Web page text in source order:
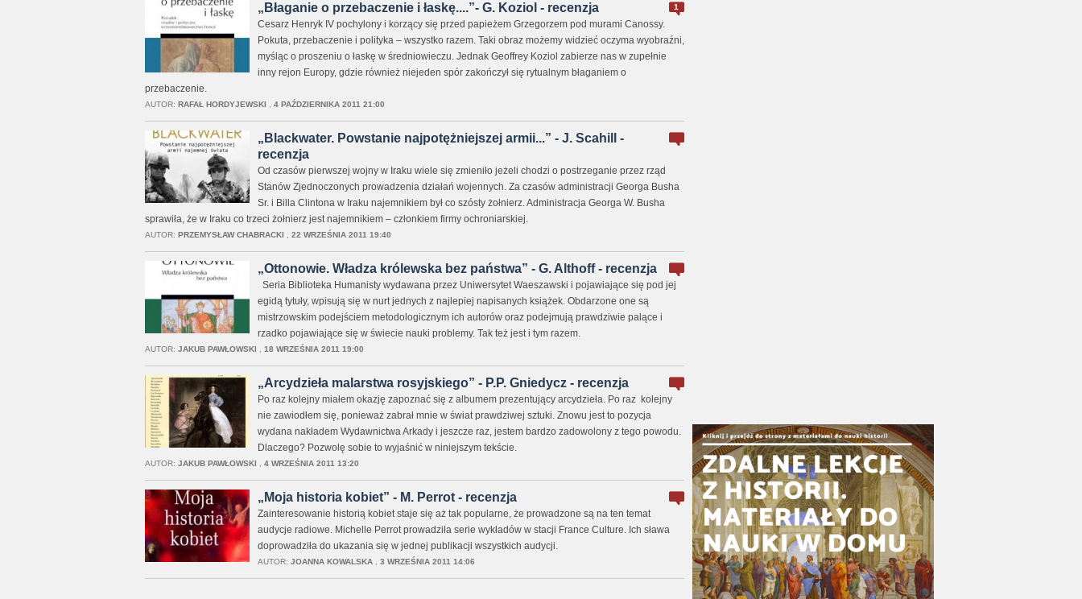
1
„Błaganie o przebaczenie i łaskę....”- G. Koziol - recenzja
Cesarz Henryk IV pochylony i korzący się przed papieżem Grzegorzem pod murami Canossy.
Pokuta, przebaczenie i polityka – wszystko razem. Taki obraz możemy widzieć oczyma wyobraźni,
myśląc o proszeniu o łaskę w średniowieczu. Jednak Geoffrey Koziol zabierze nas w zupełnie
inny rejon Europy, gdzie również niejeden spór zakończył się rytualnym błaganiem o
przebaczenie.
AUTOR: RAFAŁ HORDYJEWSKI 4 PAŹDZIERNIKA 2011 21:00
„Blackwater. Powstanie najpotężniejszej armii...” - J. Scahill -
recenzja
Od czasów pierwszej wojny w Iraku wiele się zmieniło jeżeli chodzi o postrzeganie przez rząd
Stanów Zjednoczonych prowadzenia działań wojennych. Za czasów administracji Georga Busha
Sr. i Billa Clintona w Iraku najemnikiem był co szósty żołnierz. Administracja Georga W. Busha
sprawiła, że w Iraku co trzeci żołnierz jest najemnikiem – członkiem firmy ochroniarskiej.
AUTOR: PRZEMYSŁAW CHABRACKI 22 WRZEŚNIA 2011 19:40
„Ottonowie. Władza królewska bez państwa” - G. Althoff - recenzja
Seria Biblioteka Humanisty wydawana przez Uniwersytet Waeszawski i pojawiające się pod jej
egidą tytuły, wpisują się w nurt jednych z najlepiej napisanych książek. Obdarzone one są
mistrzowskim podejściem metodologicznym ich autorów oraz podejmują prawdziwie palące i
rzadko pojawiające się w świecie nauki problemy. Tak też jest i tym razem.
AUTOR: JAKUB PAWŁOWSKI 18 WRZEŚNIA 2011 19:00
„Arcydzieła malarstwa rosyjskiego” - P.P. Gniedycz - recenzja
Po raz kolejny miałem okazję zapoznać się z albumem prezentujący arcydzieła. Po raz kolejny
nie zawiodłem się, ponieważ zabrał mnie w świat prawdziwej sztuki. Znowu jest to pozycja
wydana nakładem Wydawnictwa Arkady i jeszcze raz, jestem bardzo zadowolony z tego powodu.
Dlaczego? Pozwolę sobie to wyjaśnić w niniejszym tekście.
AUTOR: JAKUB PAWŁOWSKI 4 WRZEŚNIA 2011 13:20
„Moja historia kobiet” - M. Perrot - recenzja
Zainteresowanie historią kobiet staje się aż tak popularne, że prowadzone są na ten temat
audycje radiowe. Michelle Perrot prowadziła serie wykładów w stacji France Culture. Ich sława
doprowadziła do ukazania się w jednej publikacji wszystkich audycji.
AUTOR: JOANNA KOWALSKA, 3 WRZEŚNIA 2011 14:06